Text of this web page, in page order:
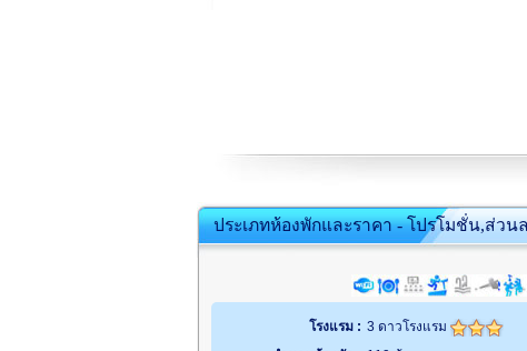
ประเภทห้องพักและราคา - โปรโมชั่น,ส่วน
โรงแรม : 3 ดาวโรงแรม